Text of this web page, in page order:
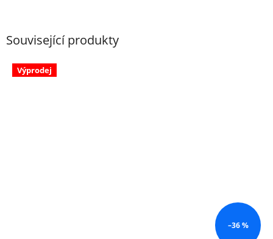
Související produkty
Výprodej
–36 %